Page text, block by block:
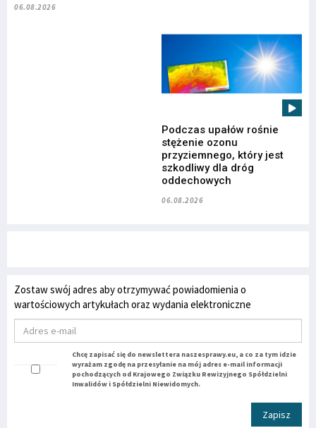
06.08.2026
Podczas upałów rośnie
stężenie ozonu
przyziemnego, który jest
szkodliwy dla dróg
oddechowych
06.08.2026
Zostaw swój adres aby otrzymywać powiadomienia o
wartościowych artykułach oraz wydania elektroniczne
Chcę zapisać się do newslettera naszesprawy.eu, a co za tym idzie
wyrażam zgodę na przesyłanie na mój adres e-mail informacji
pochodzących od Krajowego Związku Rewizyjnego Spółdzielni
Inwalidów i Spółdzielni Niewidomych.
Zapisz